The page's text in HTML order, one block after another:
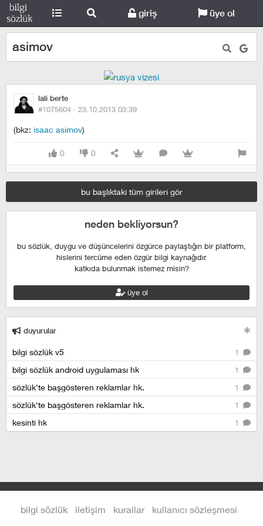
giriş üye ol
asimov
lali berte
#1075604 · 23.10.2013 03:39
(bkz: isaac asimov)
0 0
bu başlıktaki tüm girileri gör
neden bekliyorsun?
bu sözlük, duygu ve düşüncelerini özgürce paylaştığın bir platform,
hislerini tercüme eden özgür bilgi kaynağıdır.
katkıda bulunmak istemez misin?
üye ol
duyurular
1
bilgi sözlük v5
1
bilgi sözlük android uygulaması hk
1
sözlük'te başgösteren reklamlar hk.
1
sözlük'te başgösteren reklamlar hk.
1
kesinti hk
bilgi sözlük iletişim kurallar kullanıcı sözleşmesi